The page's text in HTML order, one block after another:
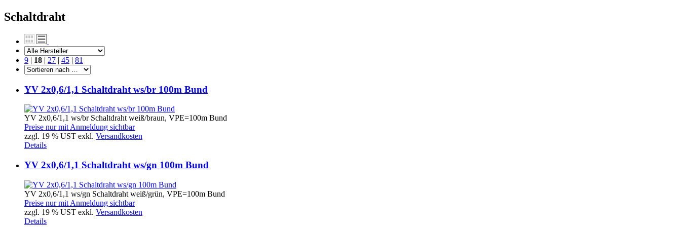
Schaltdraht
9 | 18 | 27 | 45 | 81
YV 2x0,6/1,1 Schaltdraht ws/br 100m Bund
YV 2x0,6/1,1 ws/br Schaltdraht weiß/braun, VPE=100m Bund
Preise nur mit Anmeldung sichtbar
zzgl. 19 % UST exkl. Versandkosten
Details
YV 2x0,6/1,1 Schaltdraht ws/gn 100m Bund
YV 2x0,6/1,1 ws/gn Schaltdraht weiß/grün, VPE=100m Bund
Preise nur mit Anmeldung sichtbar
zzgl. 19 % UST exkl. Versandkosten
Details